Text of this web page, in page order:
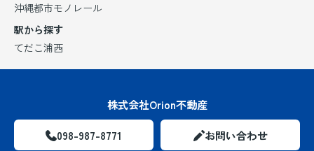
沖縄都市モノレール
駅から探す
てだこ浦西
株式会社Orion不動産
098-987-8771 お問い合わせ